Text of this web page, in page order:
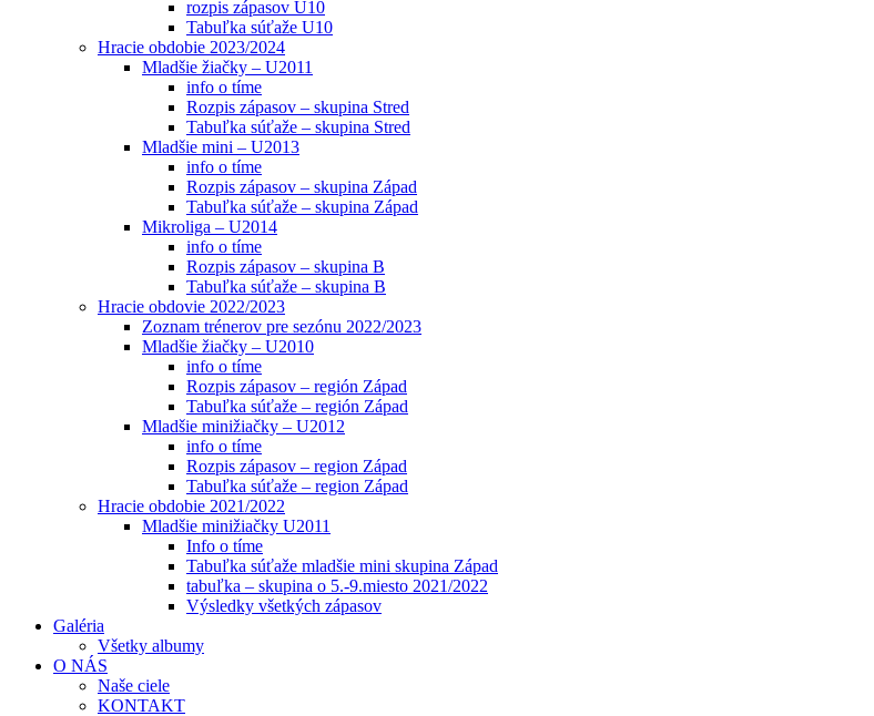
rozpis zápasov U10
Tabuľka súťaže U10
Hracie obdobie 2023/2024
Mladšie žiačky – U2011
info o tíme
Rozpis zápasov – skupina Stred
Tabuľka súťaže – skupina Stred
Mladšie mini – U2013
info o tíme
Rozpis zápasov – skupina Západ
Tabuľka súťaže – skupina Západ
Mikroliga – U2014
info o tíme
Rozpis zápasov – skupina B
Tabuľka súťaže – skupina B
Hracie obdovie 2022/2023
Zoznam trénerov pre sezónu 2022/2023
Mladšie žiačky – U2010
info o tíme
Rozpis zápasov – región Západ
Tabuľka súťaže – región Západ
Mladšie minižiačky – U2012
info o tíme
Rozpis zápasov – region Západ
Tabuľka súťaže – region Západ
Hracie obdobie 2021/2022
Mladšie minižiačky U2011
Info o tíme
Tabuľka súťaže mladšie mini skupina Západ
tabuľka – skupina o 5.-9.miesto 2021/2022
Výsledky všetkých zápasov
Galéria
Všetky albumy
O NÁS
Naše ciele
KONTAKT